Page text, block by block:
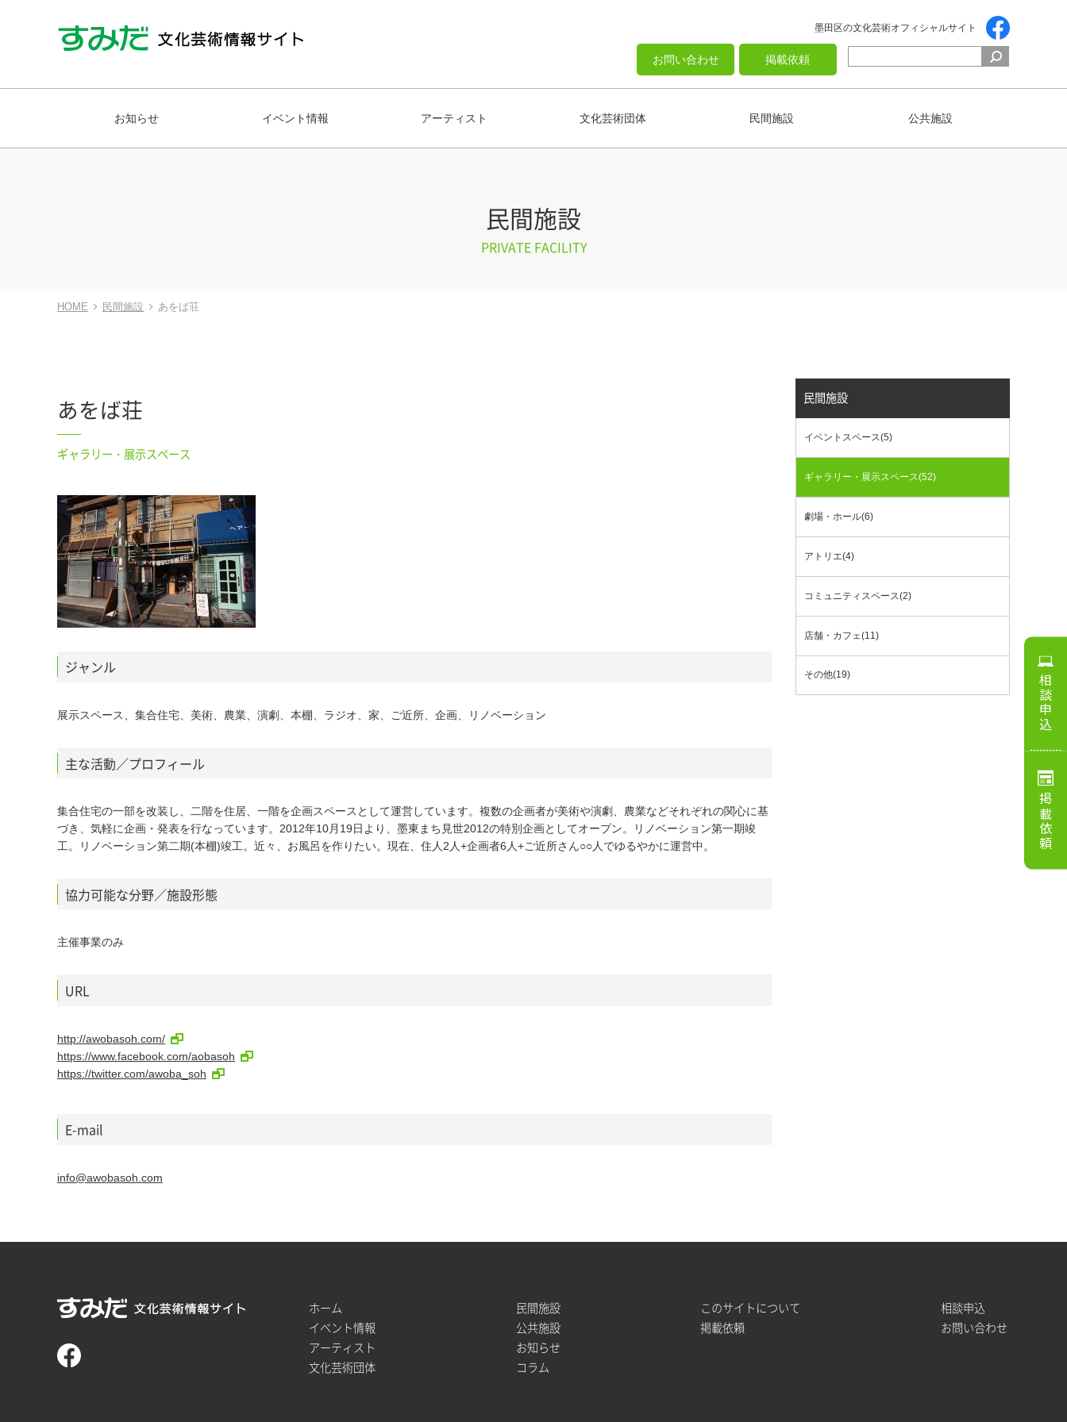
墨田区の文化芸術オフィシャルサイト
お問い合わせ 掲載依頼
お知らせ イベント情報 アーティスト 文化芸術団体 民間施設 公共施設
民間施設
PRIVATE FACILITY
HOME 民間施設 あをば荘
あをば荘
ギャラリー・展示スペース
ジャンル
展示スペース、集合住宅、美術、農業、演劇、本棚、ラジオ、家、ご近所、企画、リノベーション
主な活動／プロフィール
集合住宅の一部を改装し、二階を住居、一階を企画スペースとして運営しています。複数の企画者が美術や演劇、農業などそれぞれの関心に基
づき、気軽に企画・発表を行なっています。2012年10月19日より、墨東まち見世2012の特別企画としてオープン。リノベーション第一期竣
工。リノベーション第二期(本棚)竣工。近々、お風呂を作りたい。現在、住人2人+企画者6人+ご近所さん○○人でゆるやかに運営中。
協力可能な分野／施設形態
主催事業のみ
URL
http://awobasoh.com/
https://www.facebook.com/aobasoh
https://twitter.com/awoba_soh
E-mail
info@awobasoh.com
民間施設
イベントスペース(5)
ギャラリー・展示スペース(52)
劇場・ホール(6)
アトリエ(4)
コミュニティスペース(2)
店舗・カフェ(11)
その他(19) 相談申込
掲載依頼
ホーム
イベント情報
アーティスト
文化芸術団体
民間施設
公共施設
お知らせ
コラム
このサイトについて
掲載依頼
相談申込
お問い合わせ